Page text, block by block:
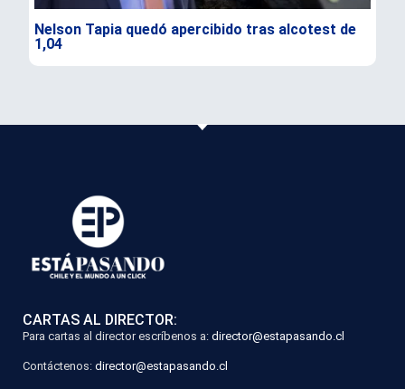
Nelson Tapia quedó apercibido tras alcotest de
1,04
CARTAS AL DIRECTOR:
Para cartas al director escríbenos a: director@estapasando.cl
Contáctenos: director@estapasando.cl